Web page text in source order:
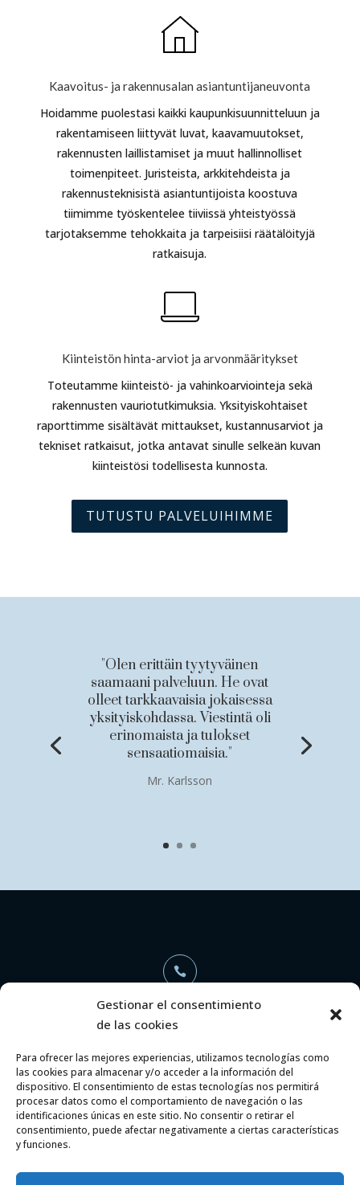
Gestionar el consentimiento
de las cookies
Para ofrecer las mejores experiencias, utilizamos tecnologías como
las cookies para almacenar y/o acceder a la información del
dispositivo. El consentimiento de estas tecnologías nos permitirá
procesar datos como el comportamiento de navegación o las
identificaciones únicas en este sitio. No consentir o retirar el
consentimiento, puede afectar negativamente a ciertas características
y funciones.
Kaavoitus- ja rakennusalan asiantuntijaneuvonta
Hoidamme puolestasi kaikki kaupunkisuunnitteluun ja
rakentamiseen liittyvät luvat, kaavamuutokset,
rakennusten laillistamiset ja muut hallinnolliset
toimenpiteet. Juristeista, arkkitehdeista ja
rakennusteknisistä asiantuntijoista koostuva
tiimimme työskentelee tiiviissä yhteistyössä
tarjotaksemme tehokkaita ja tarpeisiisi räätälöityjä
ratkaisuja.
Kiinteistön hinta-arviot ja arvonmääritykset
Toteutamme kiinteistö- ja vahinkoarviointeja sekä
rakennusten vauriotutkimuksia. Yksityiskohtaiset
raporttimme sisältävät mittaukset, kustannusarviot ja
tekniset ratkaisut, jotka antavat sinulle selkeän kuvan
kiinteistösi todellisesta kunnosta.
TUTUSTU PALVELUIHIMME
"Olen erittäin tyytyväinen
saamaani palveluun. He ovat
olleet tarkkaavaisia jokaisessa
yksityiskohdassa. Viestintä oli
erinomaista ja tulokset
sensaatiomaisia."
Mr. Karlsson

+34 696 368 886

info@aaarquitectosyabogados.com